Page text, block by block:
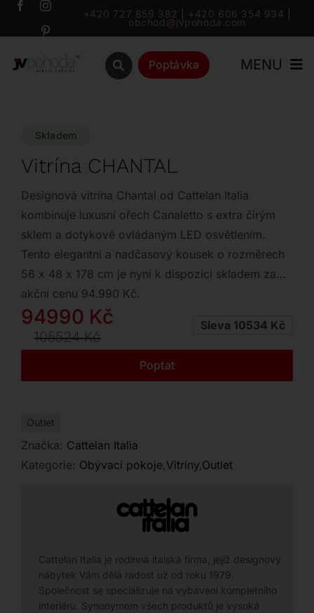
Přeskočit
+420 727 859 382 +420 606 354 934
obchod@jvpohoda.com
Poptávka MENU
Katalog
Značky
Outlet
Skladem
Vitrína CHANTAL
Designová vitrína Chantal od Cattelan Italia
kombinuje luxusní ořech Canaletto s extra čirým
sklem a dotykově ovládaným LED osvětlením.
Tento elegantní a nadčasový kousek o rozměrech
56 x 48 x 178 cm je nyní k dispozici skladem za
akční cenu 94.990 Kč.
105524Kč
Původní
cena
105524 Kč.
94990 Kč
Aktuální
cena
94990 Kč.
Sleva 10534 Kč
Poptat
Outlet
Značka: Cattelan Italia
Kategorie: Obývací pokoje,Vitríny,Outlet
Cattelan Italia je rodinná italská firma, jejíž designový
nábytek Vám dělá radost už od roku 1979.
Společnost se specializuje na vybavení kompletního
interiéru. Synonymem všech produktů je vysoká